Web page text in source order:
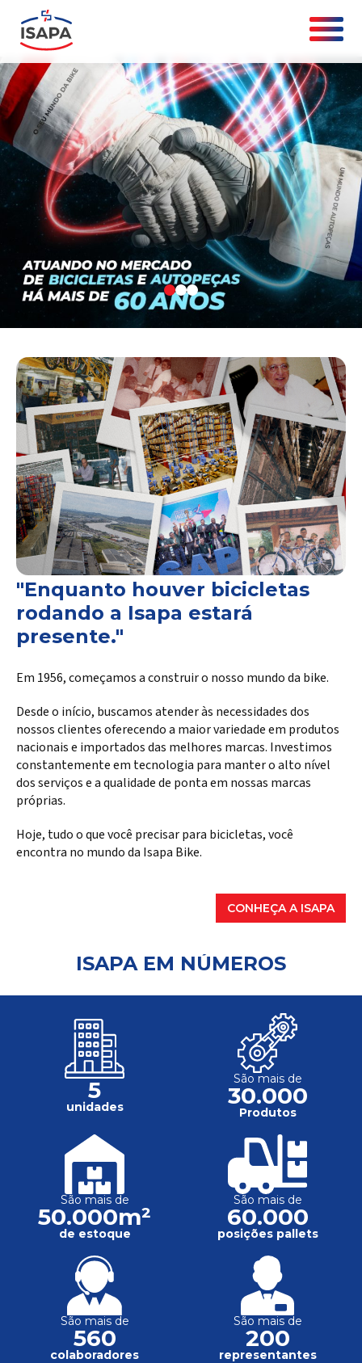
"Enquanto houver bicicletas
rodando a Isapa estará
presente."
Em 1956, começamos a construir o nosso mundo da bike.
Desde o início, buscamos atender às necessidades dos
nossos clientes oferecendo a maior variedade em produtos
nacionais e importados das melhores marcas. Investimos
constantemente em tecnologia para manter o alto nível
dos serviços e a qualidade de ponta em nossas marcas
próprias.
Hoje, tudo o que você precisar para bicicletas, você
encontra no mundo da Isapa Bike.
CONHEÇA A ISAPA
ISAPA EM NÚMEROS
5
unidades
São mais de
30.000
Produtos
São mais de
50.000m²
de estoque
São mais de
60.000
posições pallets
São mais de
560
colaboradores
São mais de
200
representantes